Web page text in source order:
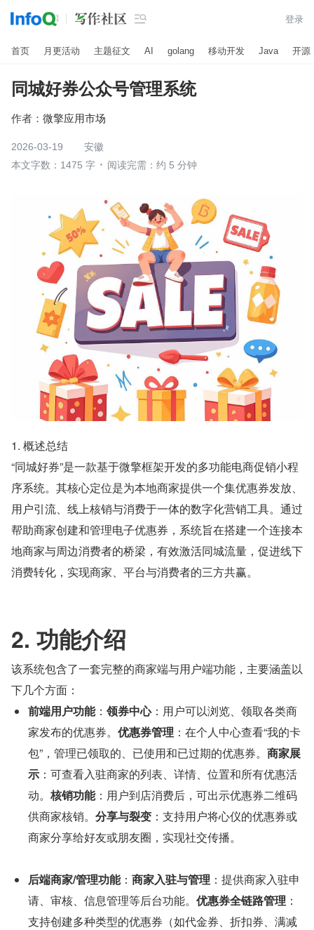
 登录
首页 月更活动 主题征文 AI golang 移动开发 Java 开源
同城好券公众号管理系统
作者： 微擎应用市场
2026-03-19
安徽
本文字数：1475 字
阅读完需：约 5 分钟
1. 概述总结
“同城好券”是一款基于微擎框架开发的多功能电商促销小程
序系统。其核心定位是为本地商家提供一个集优惠券发放、
用户引流、线上核销与消费于一体的数字化营销工具。通过
帮助商家创建和管理电子优惠券，系统旨在搭建一个连接本
地商家与周边消费者的桥梁，有效激活同城流量，促进线下
消费转化，实现商家、平台与消费者的三方共赢。
2. 功能介绍
该系统包含了一套完整的商家端与用户端功能，主要涵盖以
下几个方面：
前端用户功能： 领券中心：用户可以浏览、领取各类商
家发布的优惠券。 优惠券管理 ：在个人中心查看“我的卡
包”，管理已领取的、已使用和已过期的优惠券。 商家展
示 ：可查看入驻商家的列表、详情、位置和所有优惠活
动。 核销功能：用户到店消费后，可出示优惠券二维码
供商家核销。 分享与裂变 ：支持用户将心仪的优惠券或
商家分享给好友或朋友圈，实现社交传播。
后端商家/管理功能： 商家入驻与管理 ：提供商家入驻申
请、审核、信息管理等后台功能。 优惠券全链路管理 ：
支持创建多种类型的优惠券（如代金券、折扣券、满减